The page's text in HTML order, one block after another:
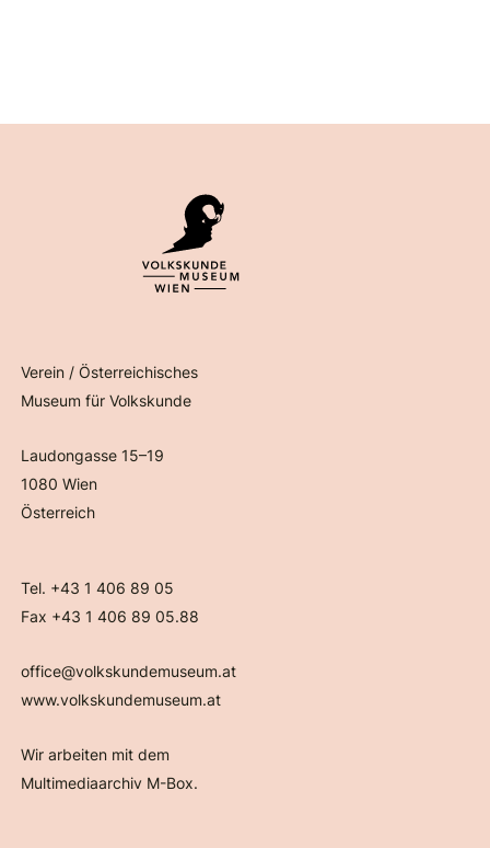
Verein / Österreichisches
Museum für Volkskunde
Laudongasse 15–19
1080 Wien
Österreich
Tel. +43 1 406 89 05
Fax +43 1 406 89 05.88
office@volkskundemuseum.at
www.volkskundemuseum.at
Wir arbeiten mit dem
Multimediaarchiv M-Box.